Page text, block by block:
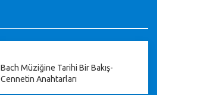
Bach Müziğine Tarihi Bir Bakış-
Cennetin Anahtarları